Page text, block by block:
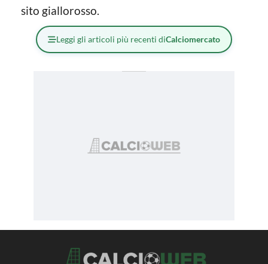
sito giallorosso.
Leggi gli articoli più recenti diCalciomercato